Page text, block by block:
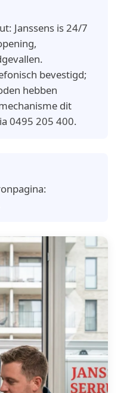
Janssens is 24/7
bevestigd;
hebben
dit
0495 205 400.